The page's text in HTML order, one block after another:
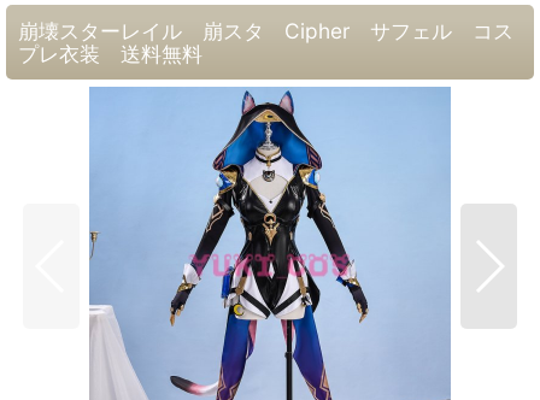
崩壊スターレイル 崩スタ Cipher サフェル コス
プレ衣装 送料無料